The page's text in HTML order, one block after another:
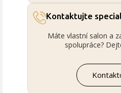
Kontaktujte
Máte vlastní salon a
spolupráce?